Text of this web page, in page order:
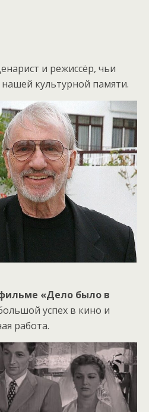
и режиссёр, чьи
культурной памяти.
«Дело было в
успех в кино и
работа.